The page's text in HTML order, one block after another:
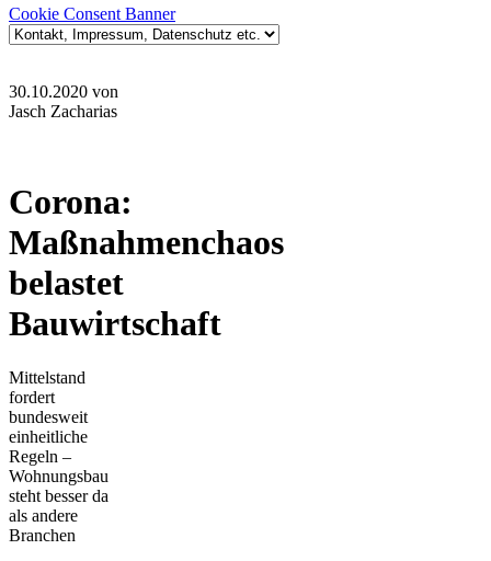
Cookie Consent Banner
30.10.2020 von
Jasch Zacharias
Corona:
Maßnahmenchaos
belastet
Bauwirtschaft
Mittelstand
fordert
bundesweit
einheitliche
Regeln –
Wohnungsbau
steht besser da
als andere
Branchen